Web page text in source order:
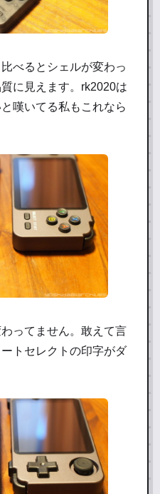
べるとシェルが変わっ
に見えます。rk2020は
嘆いてる私もこれなら
ってません。敢えて言
トセレクトの印字がダ